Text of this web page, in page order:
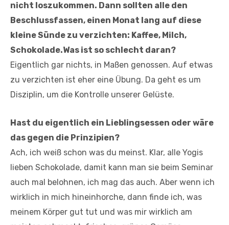
nicht loszukommen. Dann sollten alle den
Beschlussfassen, einen Monat lang auf diese
kleine Sünde zu verzichten: Kaffee, Milch,
Schokolade.Was ist so schlecht daran?
Eigentlich gar nichts, in Maßen genossen. Auf etwas
zu verzichten ist eher eine Übung. Da geht es um
Disziplin, um die Kontrolle unserer Gelüste.
Hast du eigentlich ein Lieblingsessen oder wäre
das gegen die Prinzipien?
Ach, ich weiß schon was du meinst. Klar, alle Yogis
lieben Schokolade, damit kann man sie beim Seminar
auch mal belohnen, ich mag das auch. Aber wenn ich
wirklich in mich hineinhorche, dann finde ich, was
meinem Körper gut tut und was mir wirklich am